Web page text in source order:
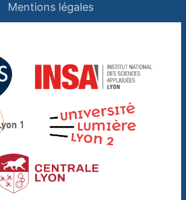
Mentions légales